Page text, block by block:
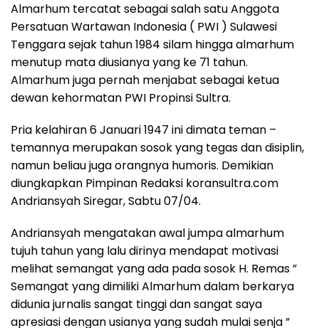
Almarhum tercatat sebagai salah satu Anggota
Persatuan Wartawan Indonesia ( PWI ) Sulawesi
Tenggara sejak tahun 1984 silam hingga almarhum
menutup mata diusianya yang ke 71 tahun.
Almarhum juga pernah menjabat sebagai ketua
dewan kehormatan PWI Propinsi Sultra.
Pria kelahiran 6 Januari 1947 ini dimata teman –
temannya merupakan sosok yang tegas dan disiplin,
namun beliau juga orangnya humoris. Demikian
diungkapkan Pimpinan Redaksi koransultra.com
Andriansyah Siregar, Sabtu 07/04.
Andriansyah mengatakan awal jumpa almarhum
tujuh tahun yang lalu dirinya mendapat motivasi
melihat semangat yang ada pada sosok H. Remas ”
Semangat yang dimiliki Almarhum dalam berkarya
didunia jurnalis sangat tinggi dan sangat saya
apresiasi dengan usianya yang sudah mulai senja ”